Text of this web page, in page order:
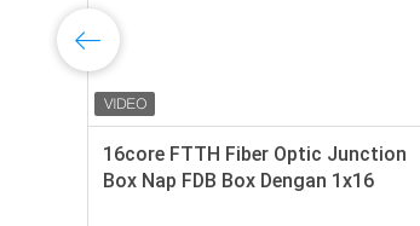
16core FTTH Fiber Optic Junction
Box Nap FDB Box Dengan 1x16